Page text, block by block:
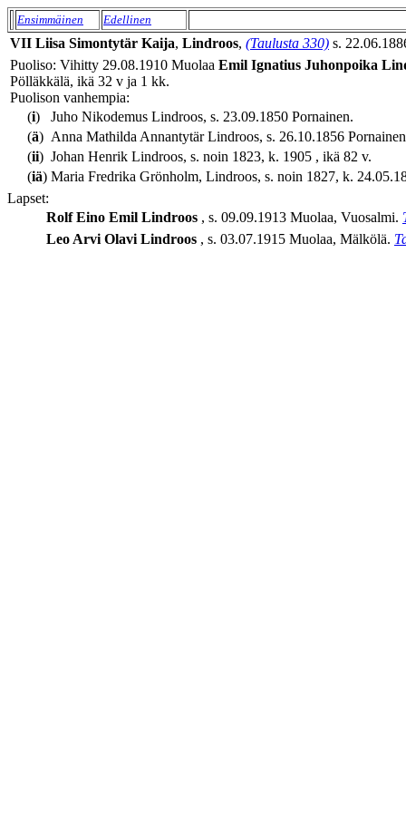
Ensimmäinen Edellinen
VII Liisa Simontytär Kaija, Lindroos, (Taulusta 330) s.
Puoliso: Vihitty 29.08.1910 Muolaa Emil Ignatius Juhonpoika
Pölläkkälä, ikä 32 v ja 1 kk.
Puolison vanhempia:
(i)
Juho Nikodemus Lindroos, s. 23.09.1850 Pornainen.
(ä) Anna Mathilda Annantytär Lindroos, s. 26.10.1856
(ii) Johan Henrik Lindroos, s. noin 1823, k. 1905 , ikä 82 v.
(iä) Maria Fredrika Grönholm, Lindroos, s. noin 1827, k.
Lapset:
Rolf Eino Emil Lindroos , s. 09.09.1913 Muolaa, Vuosalmi.
Leo Arvi Olavi Lindroos , s. 03.07.1915 Muolaa, Mälkölä.